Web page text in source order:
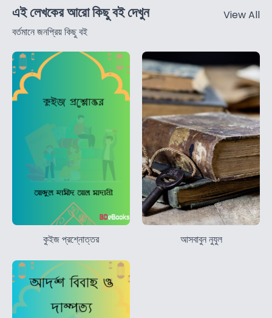
এই লেখকের আরো কিছু বই দেখুন
বর্তমানে জনপ্রিয় কিছু বই
View All
কুইজ প্রশ্নোত্তর আসবাবুন নুযুল